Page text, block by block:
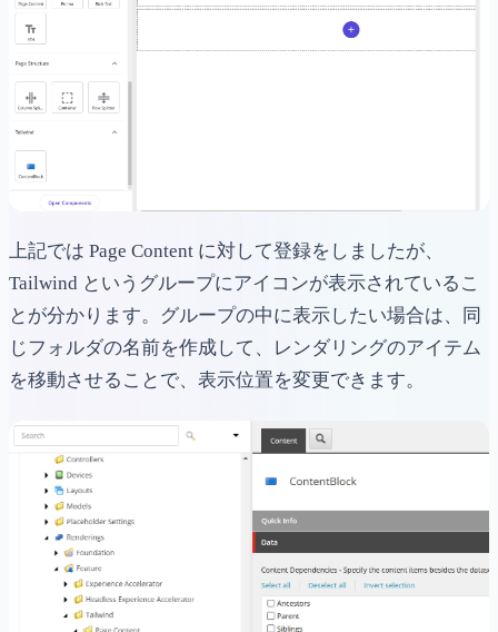
上記では Page Content に対して登録をしましたが、
Tailwind というグループにアイコンが表示されているこ
とが分かります。グループの中に表示したい場合は、同
じフォルダの名前を作成して、レンダリングのアイテム
を移動させることで、表示位置を変更できます。